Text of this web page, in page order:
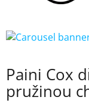
Paini Cox
pružinou